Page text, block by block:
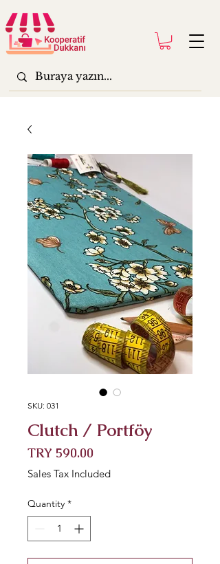
SKU: 031
Clutch / Portföy
TRY 590.00
Sales Tax Included
Quantity *